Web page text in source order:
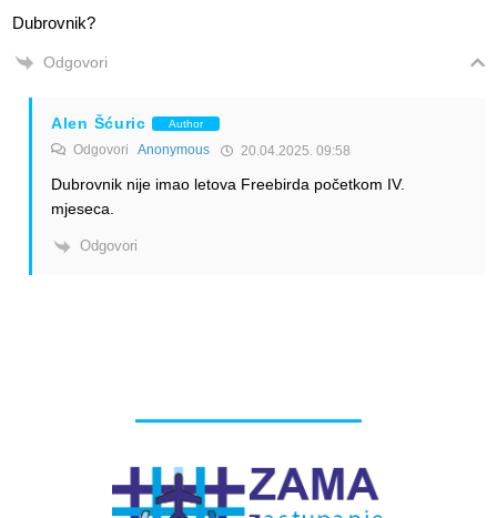
Dubrovnik?
Odgovori
Alen Šćuric Author
Odgovori Anonymous 20.04.2025. 09:58
Dubrovnik nije imao letova Freebirda početkom IV.
mjeseca.
Odgovori